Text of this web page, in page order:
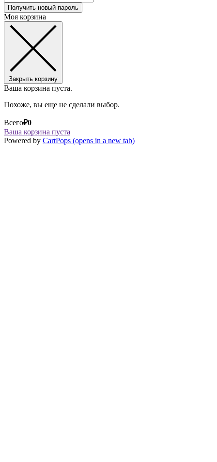
Моя корзина
Закрыть корзину
Ваша корзина пуста.
Похоже, вы еще не сделали выбор.
Всего₽0
Ваша корзина пуста
Powered by CartPops (opens in a new tab)